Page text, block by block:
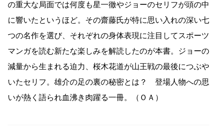
の重大な局面では何度も星一徹やジョーのセリフが頭の中
に響いたというほど。その齋藤氏が特に思い入れの深い七
つの名作を選び、それぞれの身体表現に注目してスポーツ
マンガを読む新たな楽しみを解読したのが本書。ジョーの
減量から生まれる迫力、桜木花道が山王戦の最後につぶや
いたセリフ。雄介の足の裏の秘密とは？ 登場人物への思
いが熱く語られ血沸き肉躍る一冊。（ＯＡ）